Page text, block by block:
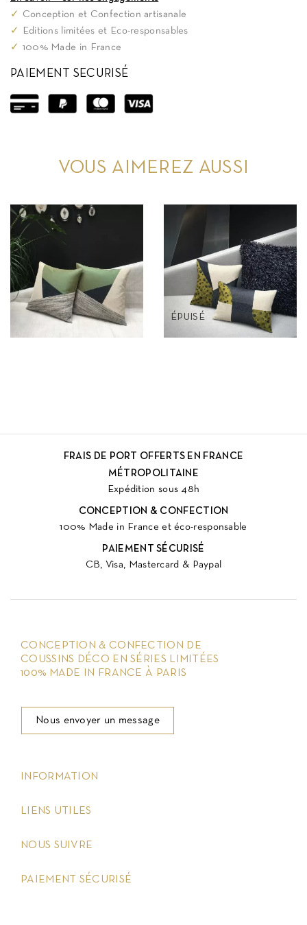
✓
Conception et Confection artisanale
✓
Editions limitées et Eco-responsables
✓ 100% Made in France
PAIEMENT SECURISÉ
VOUS AIMEREZ AUSSI
ÉPUISÉ
FRAIS DE PORT OFFERTS EN FRANCE
MÉTROPOLITAINE
Expédition sous 48h
CONCEPTION & CONFECTION
100% Made in France et éco-responsable
PAIEMENT SÉCURISÉ
CB, Visa, Mastercard & Paypal
CONCEPTION & CONFECTION DE
COUSSINS DÉCO EN SÉRIES LIMITÉES
100% MADE IN FRANCE À PARIS
Nous envoyer un message
INFORMATION
LIENS UTILES
NOUS SUIVRE
PAIEMENT SÉCURISÉ